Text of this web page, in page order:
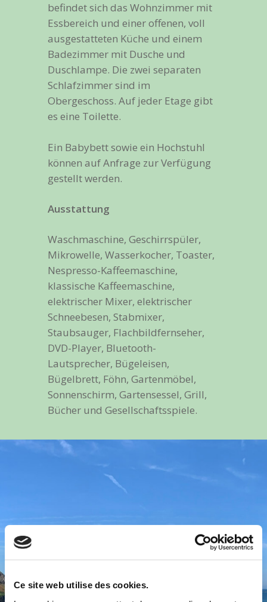
Ce site web utilise des cookies.
befindet sich das Wohnzimmer mit
Essbereich und einer offenen, voll
ausgestatteten Küche und einem
Badezimmer mit Dusche und
Duschlampe. Die zwei separaten
Schlafzimmer sind im
Obergeschoss. Auf jeder Etage gibt
es eine Toilette.
Ein Babybett sowie ein Hochstuhl
können auf Anfrage zur Verfügung
gestellt werden.
Ausstattung
Waschmaschine, Geschirrspüler,
Mikrowelle, Wasserkocher, Toaster,
Nespresso-Kaffeemaschine,
klassische Kaffeemaschine,
elektrischer Mixer, elektrischer
Schneebesen, Stabmixer,
Staubsauger, Flachbildfernseher,
DVD-Player, Bluetooth-
Lautsprecher, Bügeleisen,
Bügelbrett, Föhn, Gartenmöbel,
Sonnenschirm, Gartensessel, Grill,
Bücher und Gesellschaftsspiele.